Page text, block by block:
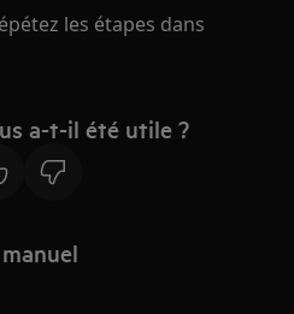
les étapes dans
a-t-il été utile ?